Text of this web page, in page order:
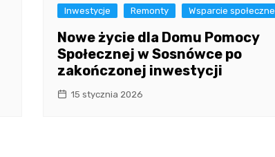
Inwestycje Remonty Wsparcie społeczne
Nowe życie dla Domu Pomocy
Społecznej w Sosnówce po
zakończonej inwestycji
15 stycznia 2026